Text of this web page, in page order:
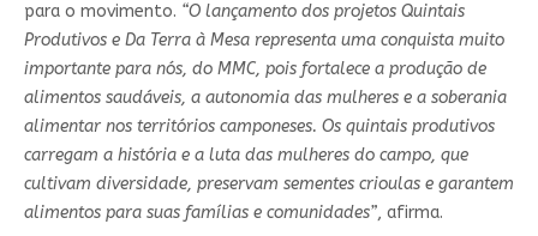
para o movimento. “O lançamento dos projetos Quintais
Produtivos e Da Terra à Mesa representa uma conquista muito
importante para nós, do MMC, pois fortalece a produção de
alimentos saudáveis, a autonomia das mulheres e a soberania
alimentar nos territórios camponeses. Os quintais produtivos
carregam a história e a luta das mulheres do campo, que
cultivam diversidade, preservam sementes crioulas e garantem
alimentos para suas famílias e comunidades”, afirma.